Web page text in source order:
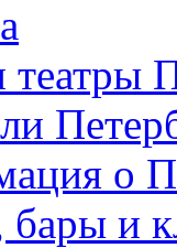
о
бары и